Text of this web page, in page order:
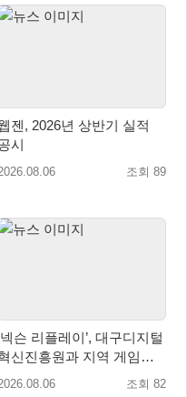
젠, 2026년 상반기 실적
시
조회 89
넥슨 리플레이’, 대구디지털
신진흥원과 지역 게임산
육성 위한 업무협약 체결
조회 82